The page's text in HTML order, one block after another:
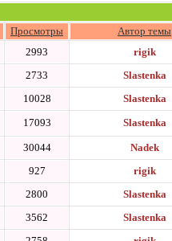
Просмотры Автор темы
2993 rigik
2733 Slastenka
10028 Slastenka
17093 Slastenka
30044 Nadek
927 rigik
2800 Slastenka
3562 Slastenka